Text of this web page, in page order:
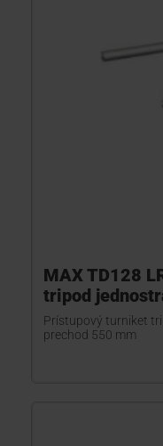
MAX TD128
tripod
Prístupový turniket
prechod 550 mm